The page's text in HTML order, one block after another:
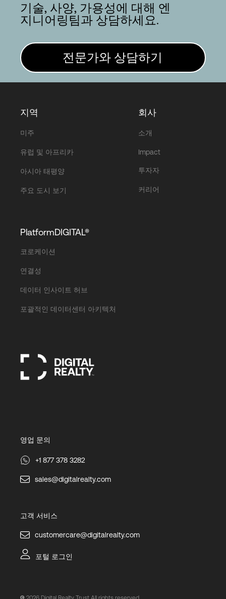
기술, 사양, 가용성에 대해 엔
지니어링팀과 상담하세요.
전문가와 상담하기
지역
미주
유럽 및 아프리카
아시아 태평양
주요 도시 보기
회사
소개
Impact
투자자
커리어
PlatformDIGITAL®
코로케이션
연결성
데이터 인사이트 허브
포괄적인 데이터센터 아키텍처
영업 문의
+1 877 378 3282
sales@digitalrealty.com
고객 서비스
customercare@digitalrealty.com
포털 로그인